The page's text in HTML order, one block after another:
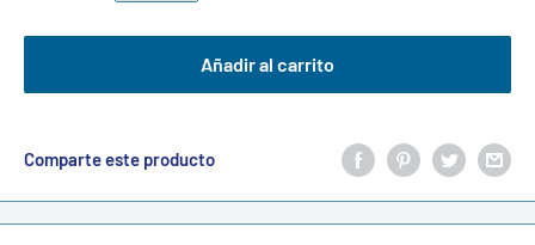
Añadir al carrito
Comparte este producto